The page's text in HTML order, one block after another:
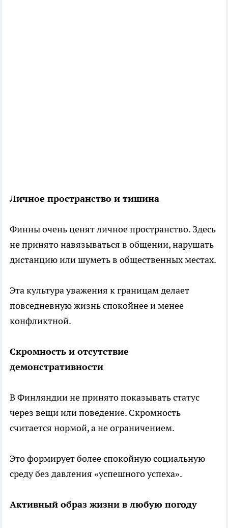
Личное пространство и тишина
Финны очень ценят личное пространство. Здесь
не принято навязываться в общении, нарушать
дистанцию или шуметь в общественных местах.
Эта культура уважения к границам делает
повседневную жизнь спокойнее и менее
конфликтной.
Скромность и отсутствие
демонстративности
В Финляндии не принято показывать статус
через вещи или поведение. Скромность
считается нормой, а не ограничением.
Это формирует более спокойную социальную
среду без давления «успешного успеха».
Активный образ жизни в любую погоду